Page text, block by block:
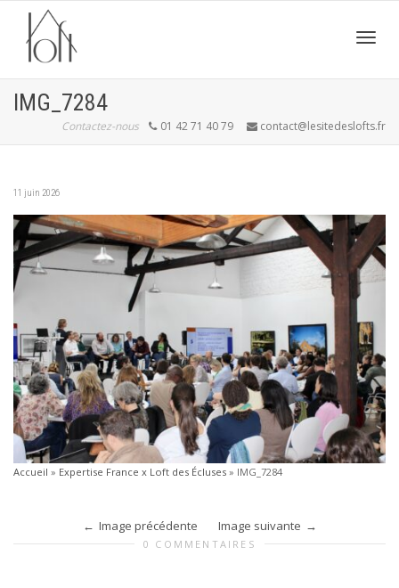
IMG_7284
Contactez-nous 01 42 71 40 79 contact@lesitedeslofts.fr
11 juin 2026
Accueil » Expertise France x Loft des Écluses » IMG_7284
Image précédente Image suivante
0 COMMENTAIRES